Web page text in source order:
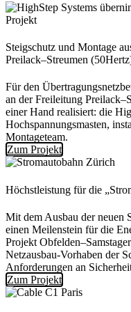
Steigschutz und Montage
Preilack–Streumen
Für den
an der Freileitung
einer Hand realisiert: die
Hochspannungsmasten,
Montageteam.
Zum Projekt
Höchstleistung für die
Mit dem Ausbau der neuen
einen Meilenstein für die
Projekt
Netzausbau-Vorhaben der
Anforderungen an
Zum Projekt